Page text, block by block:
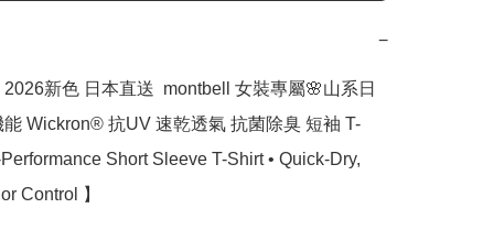
−
新色 日本直送  montbell 女裝專屬🌸山系日
Wickron® 抗UV 速乾透氣 抗菌除臭 短袖 T-
Short Sleeve T-Shirt • Quick-Dry,
Control 】